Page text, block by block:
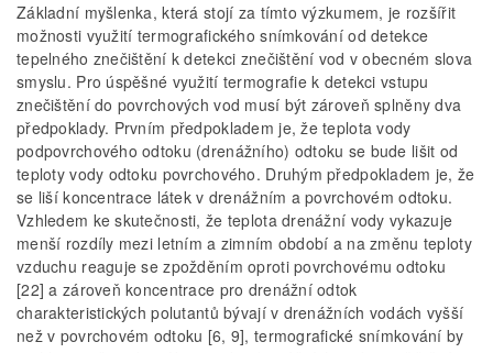
Základní myšlenka, která stojí za tímto výzkumem, je rozšířit
možnosti využití termografického snímkování od detekce
tepelného znečištění k detekci znečištění vod v obecném slova
smyslu. Pro úspěšné využití termografie k detekci vstupu
znečištění do povrchových vod musí být zároveň splněny dva
předpoklady. Prvním předpokladem je, že teplota vody
podpovrchového odtoku (drenážního) odtoku se bude lišit od
teploty vody odtoku povrchového. Druhým předpokladem je, že
se liší koncentrace látek v drenážním a povrchovém odtoku.
Vzhledem ke skutečnosti, že teplota drenážní vody vykazuje
menší rozdíly mezi letním a zimním období a na změnu teploty
vzduchu reaguje se zpožděním oproti povrchovému odtoku
[22] a zároveň koncentrace pro drenážní odtok
charakteristických polutantů bývají v drenážních vodách vyšší
než v povrchovém odtoku [6, 9], termografické snímkování by